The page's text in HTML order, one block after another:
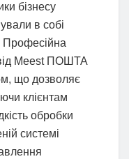
бізнесу
в собі
Професійна
Meest ПОШТА
що дозволяє
клієнтам
обробки
системі